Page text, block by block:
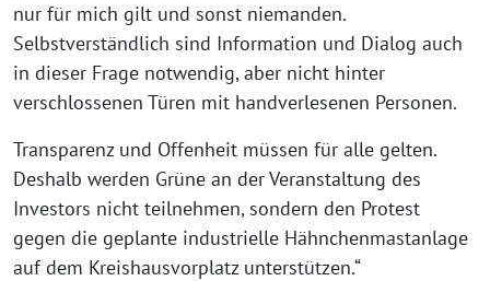
nur für mich gilt und sonst niemanden.
Selbstverständlich sind Information und Dialog auch
in dieser Frage notwendig, aber nicht hinter
verschlossenen Türen mit handverlesenen Personen.
Transparenz und Offenheit müssen für alle gelten.
Deshalb werden Grüne an der Veranstaltung des
Investors nicht teilnehmen, sondern den Protest
gegen die geplante industrielle Hähnchenmastanlage
auf dem Kreishausvorplatz unterstützen.“